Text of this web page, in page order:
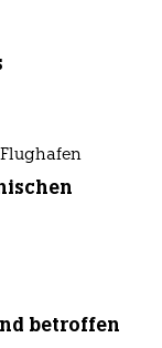
betroffen